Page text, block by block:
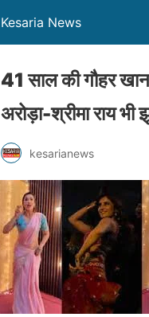
Kesaria News
41 साल की गौहर
अरोड़ा-श्रीमा राय भी
kesarianews